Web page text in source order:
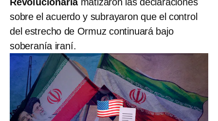
Revolucionariamatizaron las declaraciones
sobre el acuerdo y subrayaron que el control
del estrecho de Ormuz continuará bajo
soberanía iraní.